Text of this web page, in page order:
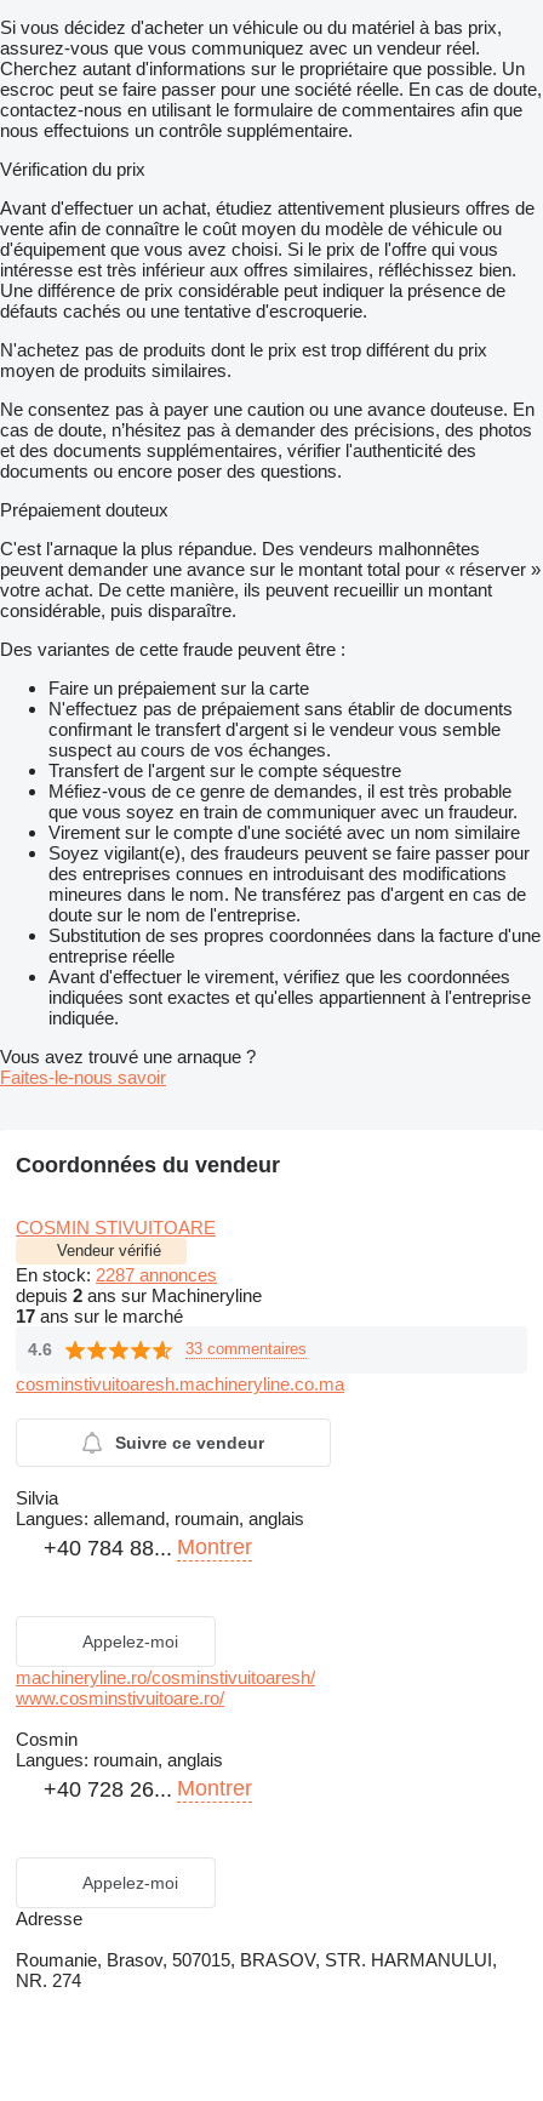
Si vous décidez d'acheter un véhicule ou du matériel à bas prix,
assurez-vous que vous communiquez avec un vendeur réel.
Cherchez autant d'informations sur le propriétaire que possible. Un
escroc peut se faire passer pour une société réelle. En cas de doute,
contactez-nous en utilisant le formulaire de commentaires afin que
nous effectuions un contrôle supplémentaire.
Vérification du prix
Avant d'effectuer un achat, étudiez attentivement plusieurs offres de
vente afin de connaître le coût moyen du modèle de véhicule ou
d'équipement que vous avez choisi. Si le prix de l'offre qui vous
intéresse est très inférieur aux offres similaires, réfléchissez bien.
Une différence de prix considérable peut indiquer la présence de
défauts cachés ou une tentative d'escroquerie.
N'achetez pas de produits dont le prix est trop différent du prix
moyen de produits similaires.
Ne consentez pas à payer une caution ou une avance douteuse. En
cas de doute, n’hésitez pas à demander des précisions, des photos
et des documents supplémentaires, vérifier l'authenticité des
documents ou encore poser des questions.
Prépaiement douteux
C'est l'arnaque la plus répandue. Des vendeurs malhonnêtes
peuvent demander une avance sur le montant total pour « réserver »
votre achat. De cette manière, ils peuvent recueillir un montant
considérable, puis disparaître.
Des variantes de cette fraude peuvent être :
Faire un prépaiement sur la carte
N'effectuez pas de prépaiement sans établir de documents
confirmant le transfert d'argent si le vendeur vous semble
suspect au cours de vos échanges.
Transfert de l'argent sur le compte séquestre
Méfiez-vous de ce genre de demandes, il est très probable
que vous soyez en train de communiquer avec un fraudeur.
Virement sur le compte d'une société avec un nom similaire
Soyez vigilant(e), des fraudeurs peuvent se faire passer pour
des entreprises connues en introduisant des modifications
mineures dans le nom. Ne transférez pas d'argent en cas de
doute sur le nom de l'entreprise.
Substitution de ses propres coordonnées dans la facture d'une
entreprise réelle
Avant d'effectuer le virement, vérifiez que les coordonnées
indiquées sont exactes et qu'elles appartiennent à l'entreprise
indiquée.
Vous avez trouvé une arnaque ?
Faites-le-nous savoir
Coordonnées du vendeur
COSMIN STIVUITOARE
Vendeur vérifié
En stock: 2287 annonces
depuis 2 ans sur Machineryline
17 ans sur le marché
4.6 33 commentaires
cosminstivuitoaresh.machineryline.co.ma
Suivre ce vendeur
Silvia
Langues: allemand, roumain, anglais
+40 784 88... Montrer
Appelez-moi
machineryline.ro/cosminstivuitoaresh/
www.cosminstivuitoare.ro/
Cosmin
Langues: roumain, anglais
+40 728 26... Montrer
Appelez-moi
Adresse
Roumanie, Brasov, 507015, BRASOV, STR. HARMANULUI,
NR. 274